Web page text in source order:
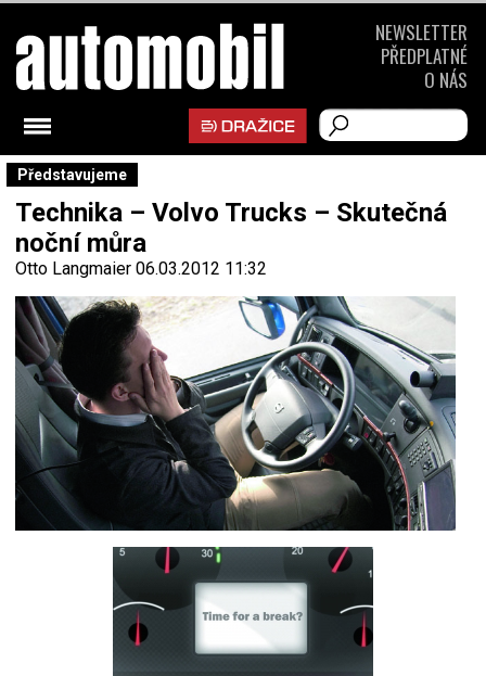
Představujeme
Technika – Volvo Trucks – Skutečná
noční můra
Otto Langmaier 06.03.2012 11:32
NEWSLETTER
PŘEDPLATNÉ
O NÁS